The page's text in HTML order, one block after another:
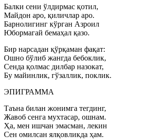
Балки сени ўлдирмас қотил,
Майдон аро, қиличлар аро.
Барнолигинг кўрган Азроил
Юбормагай бемаҳал қазо.
Бир нарсадан қўрқаман фақат:
Ошно бўлиб жангда бебоклик,
Сенда қолмас дилбар назокат,
Бу майинлик, гўзаллик, поклик.
ЭПИГРАММА
Таъна билан жонимга тегдинг,
Жавоб сенга мухтасар, ошнам.
Ҳа, мен ишчан эмасман, лекин
Сен омилсан ялқовликда ҳам.